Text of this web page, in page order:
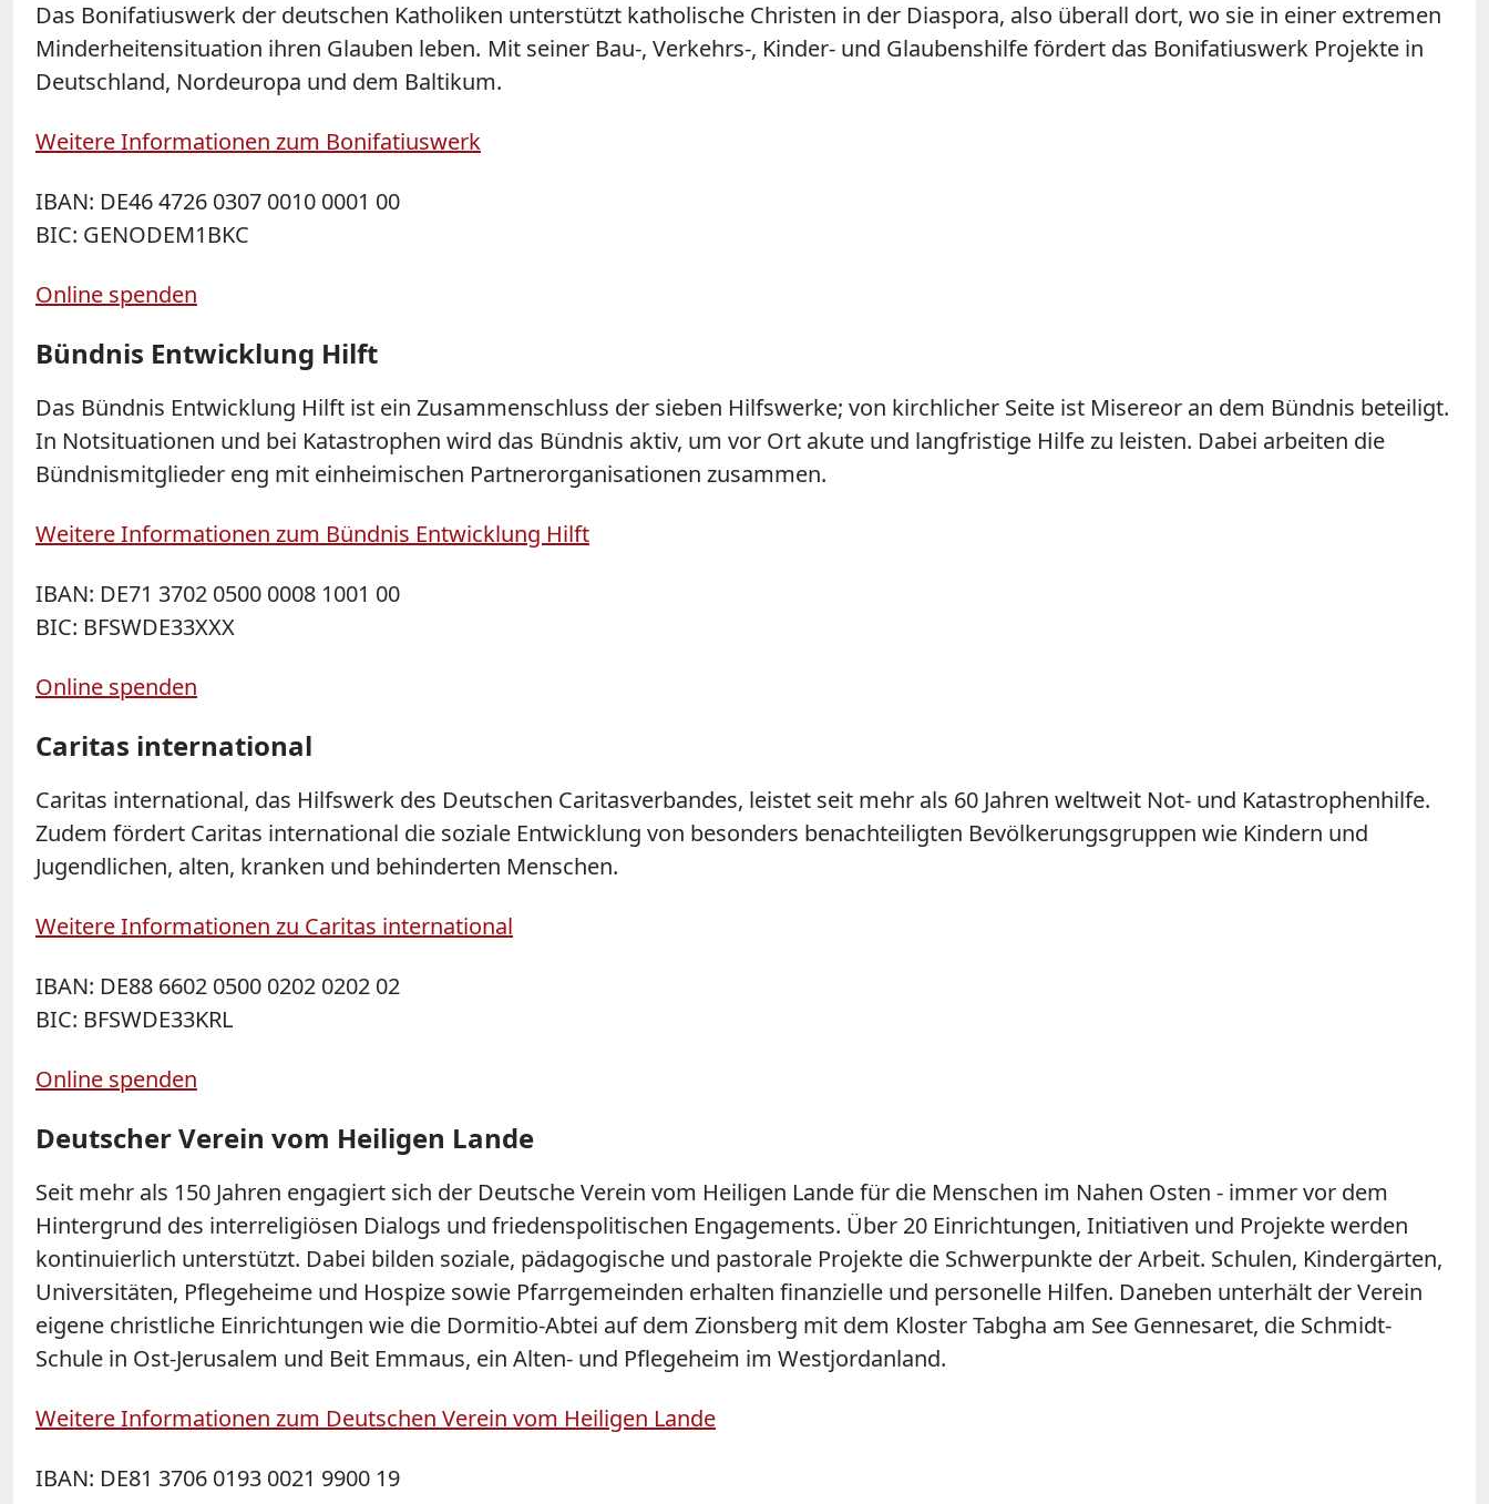
Das Bonifatiuswerk der deutschen Katholiken unterstützt katholische Christen in der Diaspora, also überall dort, wo sie in einer extremen
Minderheitensituation ihren Glauben leben. Mit seiner Bau-, Verkehrs-, Kinder- und Glaubenshilfe fördert das Bonifatiuswerk Projekte in
Deutschland, Nordeuropa und dem Baltikum.
Weitere Informationen zum Bonifatiuswerk
IBAN: DE46 4726 0307 0010 0001 00
BIC: GENODEM1BKC
Online spenden
Bündnis Entwicklung Hilft
Das Bündnis Entwicklung Hilft ist ein Zusammenschluss der sieben Hilfswerke; von kirchlicher Seite ist Misereor an dem Bündnis beteiligt.
In Notsituationen und bei Katastrophen wird das Bündnis aktiv, um vor Ort akute und langfristige Hilfe zu leisten. Dabei arbeiten die
Bündnismitglieder eng mit einheimischen Partnerorganisationen zusammen.
Weitere Informationen zum Bündnis Entwicklung Hilft
IBAN: DE71 3702 0500 0008 1001 00
BIC: BFSWDE33XXX
Online spenden
Caritas international
Caritas international, das Hilfswerk des Deutschen Caritasverbandes, leistet seit mehr als 60 Jahren weltweit Not- und Katastrophenhilfe.
Zudem fördert Caritas international die soziale Entwicklung von besonders benachteiligten Bevölkerungsgruppen wie Kindern und
Jugendlichen, alten, kranken und behinderten Menschen.
Weitere Informationen zu Caritas international
IBAN: DE88 6602 0500 0202 0202 02
BIC: BFSWDE33KRL
Online spenden
Deutscher Verein vom Heiligen Lande
Seit mehr als 150 Jahren engagiert sich der Deutsche Verein vom Heiligen Lande für die Menschen im Nahen Osten - immer vor dem
Hintergrund des interreligiösen Dialogs und friedenspolitischen Engagements. Über 20 Einrichtungen, Initiativen und Projekte werden
kontinuierlich unterstützt. Dabei bilden soziale, pädagogische und pastorale Projekte die Schwerpunkte der Arbeit. Schulen, Kindergärten,
Universitäten, Pflegeheime und Hospize sowie Pfarrgemeinden erhalten finanzielle und personelle Hilfen. Daneben unterhält der Verein
eigene christliche Einrichtungen wie die Dormitio-Abtei auf dem Zionsberg mit dem Kloster Tabgha am See Gennesaret, die Schmidt-
Schule in Ost-Jerusalem und Beit Emmaus, ein Alten- und Pflegeheim im Westjordanland.
Weitere Informationen zum Deutschen Verein vom Heiligen Lande
IBAN: DE81 3706 0193 0021 9900 19